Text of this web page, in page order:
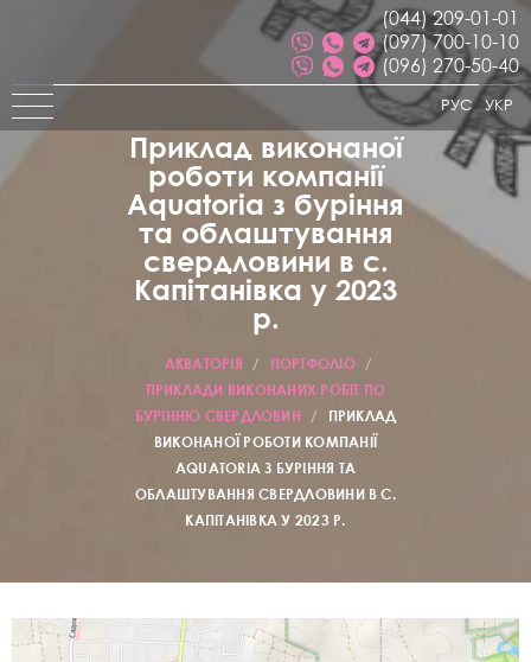
(044) 209-01-01
(097) 700-10-10
(096) 270-50-40
УКР
РУС
Приклад виконаної
роботи компанії
Aquatoria з буріння
та облаштування
свердловини в с.
Капітанівка у 2023
р.
АКВАТОРІЯ / ПОРТФОЛІО
/
ПРИКЛАДИ ВИКОНАНИХ РОБІТ ПО
БУРІННЮ СВЕРДЛОВИН
/
ПРИКЛАД
ВИКОНАНОЇ РОБОТИ КОМПАНІЇ
AQUATORIA З БУРІННЯ ТА
ОБЛАШТУВАННЯ СВЕРДЛОВИНИ В С.
КАПІТАНІВКА У 2023 Р.